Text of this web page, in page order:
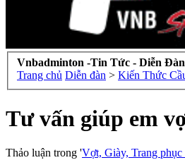
Vnbadminton -Tin Tức - Diễn
Trang chủ Diễn đàn > Kiến Thức
Tư vấn giúp em
Thảo luận trong 'Vợt, Giày, Trang